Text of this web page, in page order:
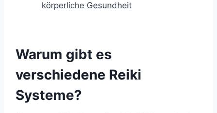
körperliche Gesundheit
Warum gibt es
verschiedene Reiki
Systeme?